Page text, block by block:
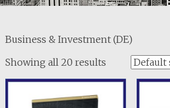
Business & Investment (DE)
Showing all 20 results